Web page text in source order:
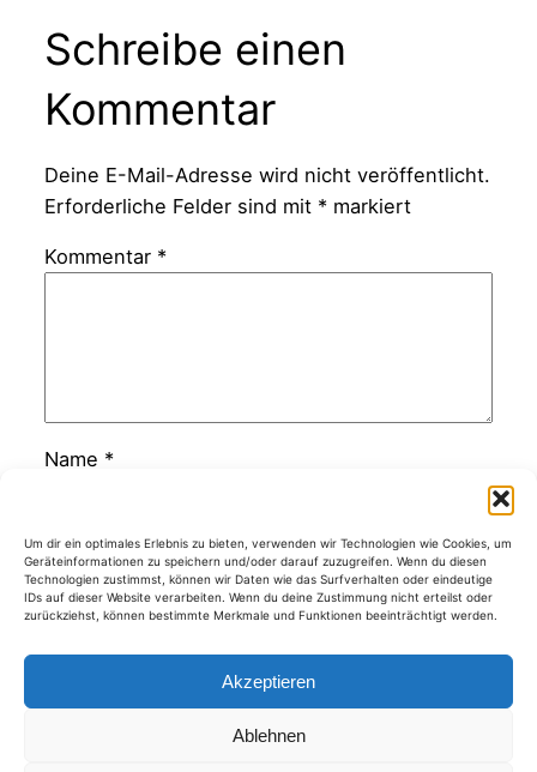
Um dir ein optimales Erlebnis zu bieten, verwenden wir Technologien wie Cookies, um
Geräteinformationen zu speichern und/oder darauf zuzugreifen. Wenn du diesen
Technologien zustimmst, können wir Daten wie das Surfverhalten oder eindeutige
IDs auf dieser Website verarbeiten. Wenn du deine Zustimmung nicht erteilst oder
zurückziehst, können bestimmte Merkmale und Funktionen beeinträchtigt werden.
Akzeptieren
Ablehnen
Schreibe einen
Kommentar
Deine E-Mail-Adresse wird nicht veröffentlicht.
Erforderliche Felder sind mit *markiert
Kommentar *
Name *
E-Mail-Adresse*
Website